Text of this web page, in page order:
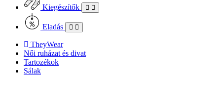
Kiegészítők
Eladás
TheyWear
Női ruházat és divat
Tartozékok
Sálak